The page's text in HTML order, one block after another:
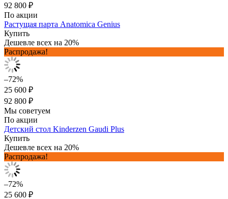
92 800 ₽
По акции
Растущая парта Anatomica Genius
Купить
Дешевле всех на 20%
Распродажа!
–72%
25 600 ₽
92 800 ₽
Мы советуем
По акции
Детский стол Kinderzen Gaudi Plus
Купить
Дешевле всех на 20%
Распродажа!
–72%
25 600 ₽